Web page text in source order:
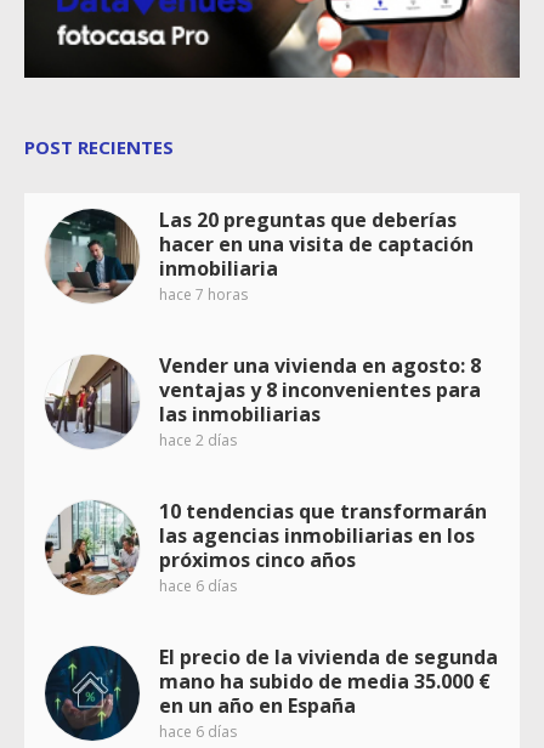
POST RECIENTES
Las 20 preguntas que deberías
hacer en una visita de captación
inmobiliaria
hace 7 horas
Vender una vivienda en agosto: 8
ventajas y 8 inconvenientes para
las inmobiliarias
hace 2 días
10 tendencias que transformarán
las agencias inmobiliarias en los
próximos cinco años
hace 6 días
El precio de la vivienda de segunda
mano ha subido de media 35.000 €
en un año en España
hace 6 días